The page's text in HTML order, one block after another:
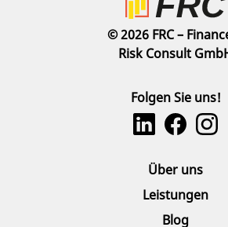
© 2026 FRC –
Risk Consult
Folgen Sie uns!
Über uns
Leistungen
Blog